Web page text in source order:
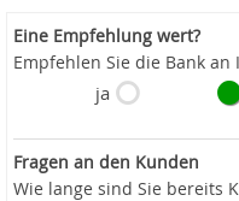
Eine Empfehlung wert?
Empfehlen Sie die Bank
ja
Fragen an den Kunden
Wie lange sind Sie bereits